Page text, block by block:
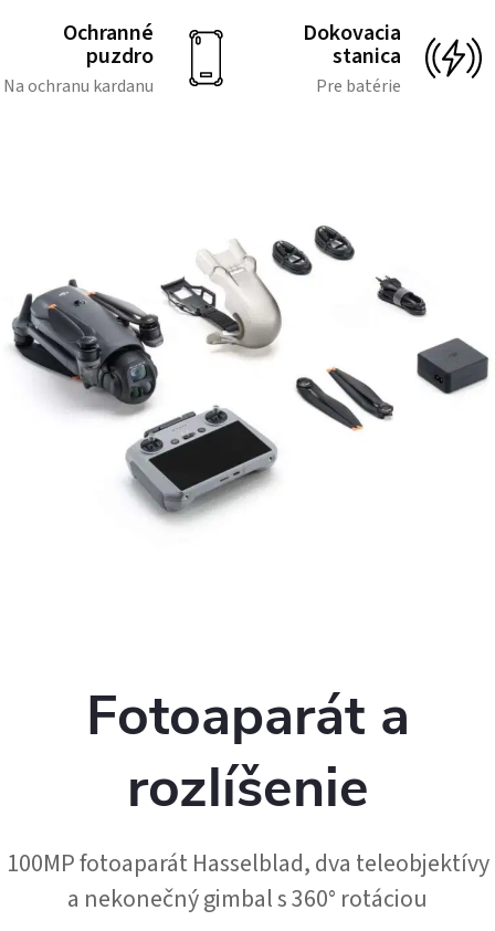
Ochranné
puzdro
Na ochranu kardanu
Dokovacia
stanica
Pre batérie
Fotoaparát a
rozlíšenie
100MP fotoaparát Hasselblad, dva teleobjektívy
a nekonečný gimbal s 360° rotáciou